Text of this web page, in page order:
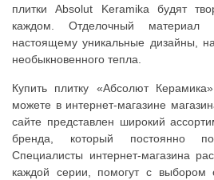
плитки Absolut Keramika будят
каждом. Отделочный материал
настоящему уникальные дизайны,
необыкновенного тепла.
Купить плитку «Абсолют
можете в интернет-магазине
сайте представлен широкий
бренда, который постоянно
Специалисты интернет-магазина
каждой серии, помогут с выбором